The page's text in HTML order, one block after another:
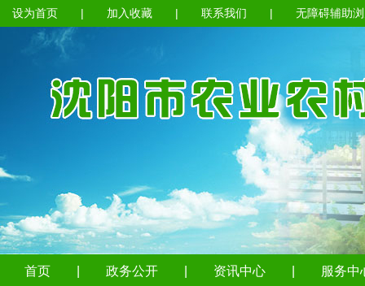
设为首页 | 加入收藏 | 联系我们 | 无障碍辅助
首页 政务公开 资讯中心 服务中